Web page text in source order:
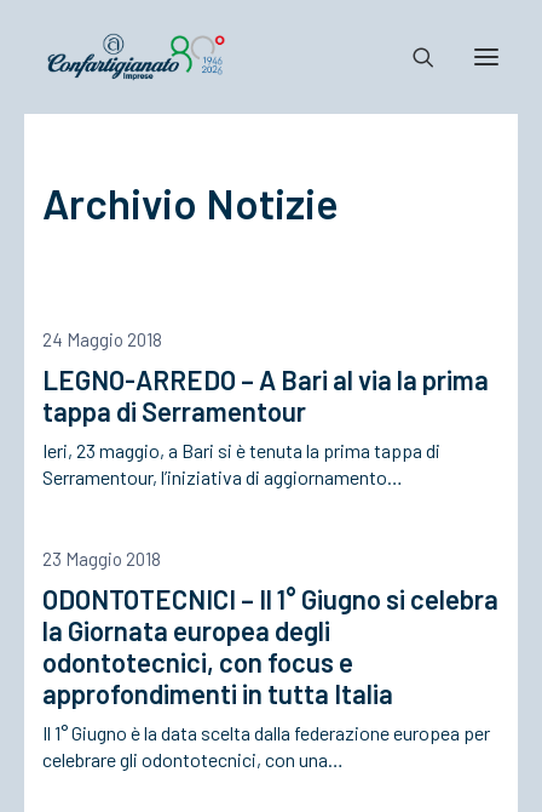
Confartigianato
Cosa Facciamo
Associarsi
ACCEDI
Archivio Notizie
24 Maggio 2018
LEGNO-ARREDO – A Bari al via la prima
tappa di Serramentour
Ieri, 23 maggio, a Bari si è tenuta la prima tappa di
Serramentour, l’iniziativa di aggiornamento…
23 Maggio 2018
ODONTOTECNICI – Il 1° Giugno si celebra
la Giornata europea degli
odontotecnici, con focus e
approfondimenti in tutta Italia
Il 1° Giugno è la data scelta dalla federazione europea per
celebrare gli odontotecnici, con una…